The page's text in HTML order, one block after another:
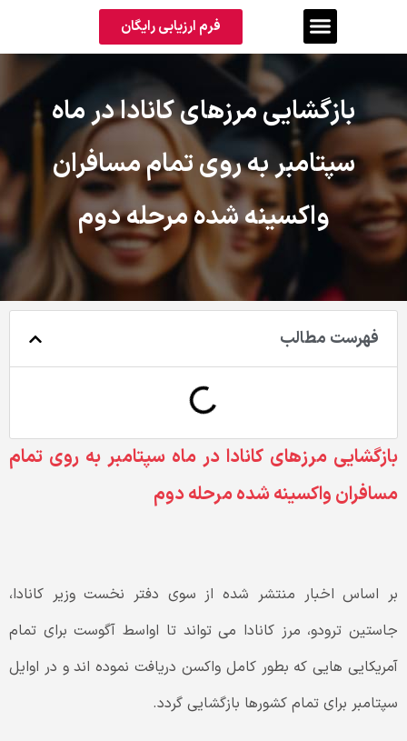
فرم ارزیابی رایگان
بازگشایی مرزهای کانادا در ماه
سپتامبر به روی تمام مسافران
واکسینه شده مرحله دوم
فهرست مطالب
بازگشایی مرزهای کانادا در ماه سپتامبر به روی تمام
مسافران واکسینه شده مرحله دوم
بر اساس اخبار منتشر شده از سوی دفتر نخست وزیر کانادا،
جاستین ترودو، مرز کانادا می تواند تا اواسط آگوست برای تمام
آمریکایی هایی که بطور کامل واکسن دریافت نموده اند و در اوایل
سپتامبر برای تمام کشورها بازگشایی گردد.